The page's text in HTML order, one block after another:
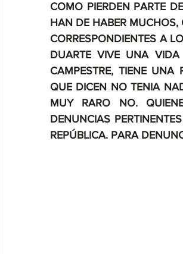
COMO PIERDEN PARTE
HAN DE HABER
CORRESPONDIENTES A
DUARTE VIVE UNA
CAMPESTRE, TIENE UNA
QUE DICEN NO TENIA
MUY RARO NO.
DENUNCIAS
REPÚBLICA. PARA